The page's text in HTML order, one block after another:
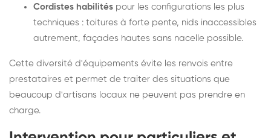
Cordistes habilités pour les configurations les plus
techniques : toitures à forte pente, nids inaccessibles
autrement, façades hautes sans nacelle possible.
Cette diversité d'équipements évite les renvois entre
prestataires et permet de traiter des situations que
beaucoup d'artisans locaux ne peuvent pas prendre en
charge.